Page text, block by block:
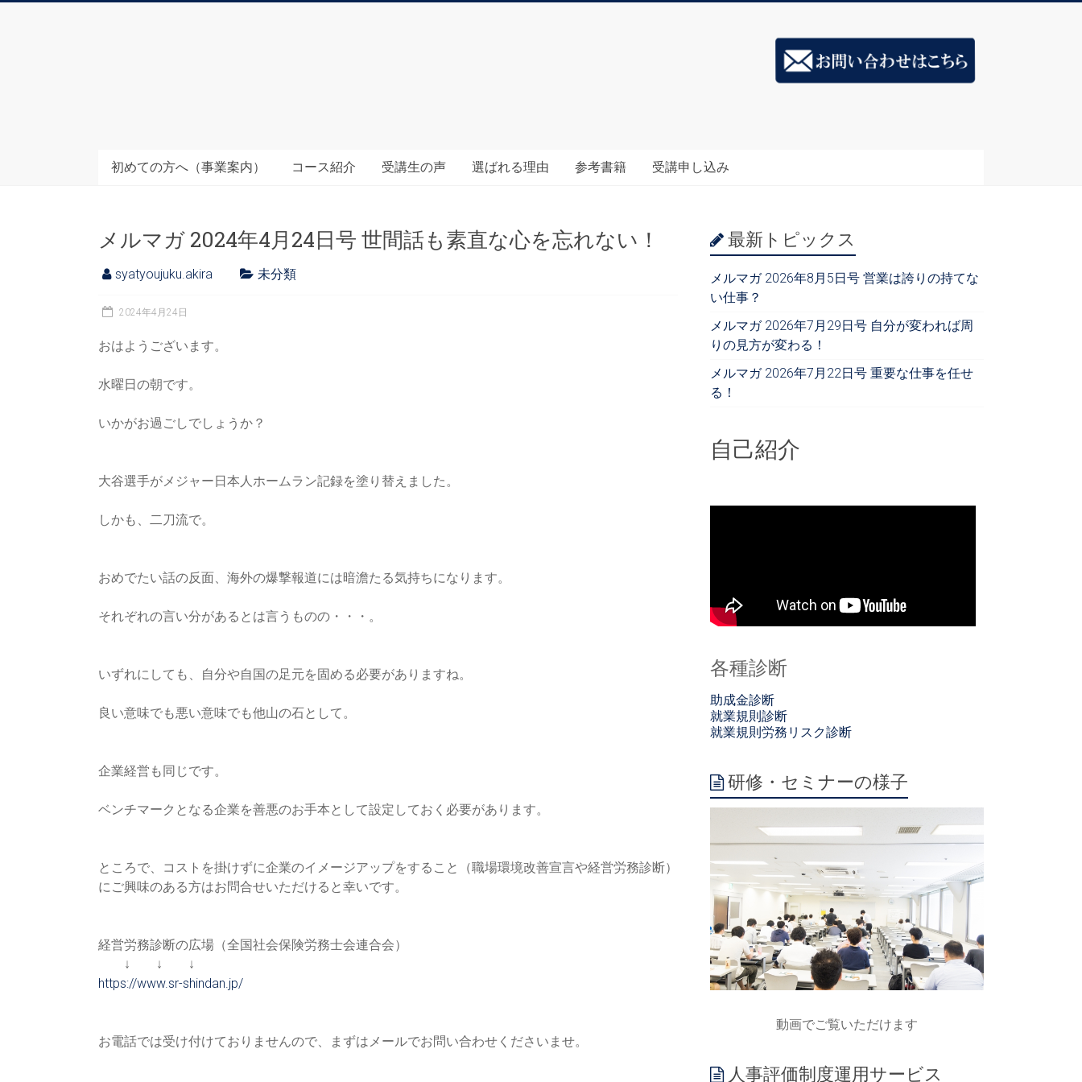
ッ
社
長
塾
&ESJ
社
労
士
研
「人
り・
業
り・
金
を
に
た、
本
な
修
ビ
初めての方へ（事業案内） コース紹介 受講生の声 選ばれる理由 参考書籍 受講申し込み
メルマガ 2024年4月24日号 世間話も素直な心を忘れない！
syatyoujuku.akira 未分類
2024年4月24日
おはようございます。
水曜日の朝です。
いかがお過ごしでしょうか？
大谷選手がメジャー日本人ホームラン記録を塗り替えました。
しかも、二刀流で。
おめでたい話の反面、海外の爆撃報道には暗澹たる気持ちになりま す。
それぞれの言い分があるとは言うものの・・・。
いずれにしても、自分や自国の足元を固める必要がありますね。
良い意味でも悪い意味でも他山の石として。
企業経営も同じです。
ベンチマークとなる企業を善悪のお手本として設定しておく必要があります。
ところで、コストを掛けずに企業のイメージアップをすること（職場環境改善宣言や経営労務診断）
にご興味のある方はお問合せいただけると幸いです。
経営労務診断の広場（全国社会保険労務士会連合会）
↓ ↓ ↓
https://www.sr-shindan.jp/
お電話では受け付けておりませんので、まずはメールでお問い合わせくださいませ。
最新トピックス
メルマガ 2026年8月5日号 営業は誇りの持てな
い仕事？
メルマガ 2026年7月29日号 自分が変われば周
りの見方が変わる！
メルマガ 2026年7月22日号 重要な仕事を任せ
る！
自己紹介
各種診断
助成金診断
就業規則診断
就業規則労務リスク診断
研修・セミナーの様子
動画でご覧いただけます
人事評価制度運用サービス